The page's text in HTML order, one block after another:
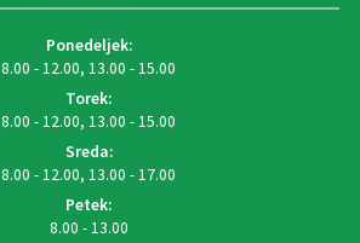
Ponedeljek:
8.00 - 12.00, 13.00 - 15.00
Torek:
8.00 - 12.00, 13.00 - 15.00
Sreda:
8.00 - 12.00, 13.00 - 17.00
Petek:
8.00 - 13.00